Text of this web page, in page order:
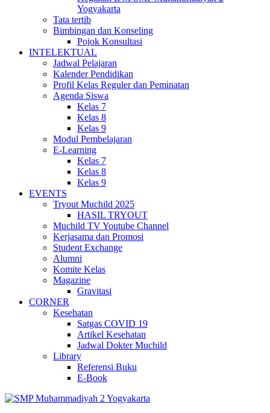
Yogyakarta
Tata tertib
Bimbingan dan Konseling
Pojok Konsultasi
INTELEKTUAL
Jadwal Pelajaran
Kalender Pendidikan
Profil Kelas Reguler dan Peminatan
Agenda Siswa
Kelas 7
Kelas 8
Kelas 9
Modul Pembelajaran
E-Learning
Kelas 7
Kelas 8
Kelas 9
EVENTS
Tryout Muchild 2025
HASIL TRYOUT
Muchild TV Youtube Channel
Kerjasama dan Promosi
Student Exchange
Alumni
Komite Kelas
Magazine
Gravitasi
CORNER
Kesehatan
Satgas COVID 19
Artikel Kesehatan
Jadwal Dokter Muchild
Library
Referensi Buku
E-Book